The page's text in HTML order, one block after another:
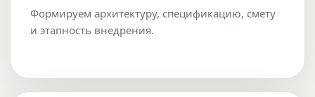
Формируем архитектуру, спецификацию, смету
и этапность внедрения.